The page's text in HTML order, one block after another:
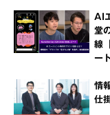
AI
堂
線
ー
情
仕